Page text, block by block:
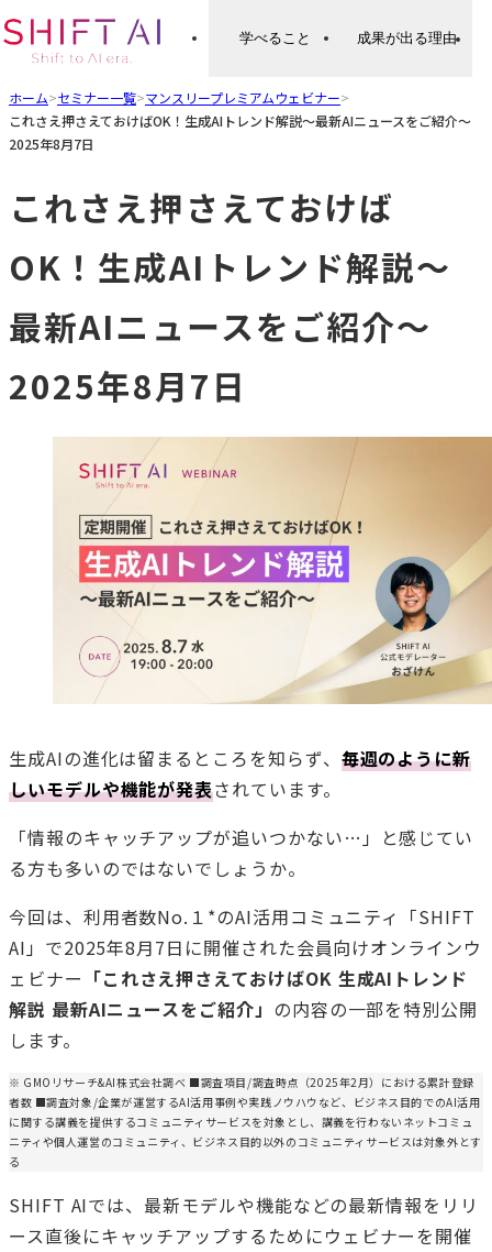
学べること 成果が出る理由
ホーム>セミナー一覧>マンスリープレミアムウェビナー>
これさえ押さえておけばOK！生成AIトレンド解説〜最新AIニュースをご紹介〜
2025年8月7日
これさえ押さえておけば
OK！生成AIトレンド解説〜
最新AIニュースをご紹介〜
2025年8月7日
生成AIの進化は留まるところを知らず、 毎週のように新
しいモデルや機能が発表されています。
「情報のキャッチアップが追いつかない…」と感じてい
る方も多いのではないでしょうか。
今回は、利用者数No.１*のAI活用コミュニティ「SHIFT
AI」で2025年8月7日に開催された会員向けオンラインウ
ェビナー 「これさえ押さえておけばOK 生成AIトレンド
解説 最新AIニュースをご紹介」 の内容の一部を特別公開
します。
※ GMOリサーチ&AI株式会社調べ ■調査項目/調査時点（2025年2月）における累計登録
者数 ■調査対象/企業が運営するAI活用事例や実践ノウハウなど、ビジネス目的でのAI活用
に関する講義を提供するコミュニティサービスを対象とし、講義を行わないネットコミュ
ニティや個人運営のコミュニティ、ビジネス目的以外のコミュニティサービスは対象外とす
る
SHIFT AIでは、最新モデルや機能などの最新情報をリリ
ース直後にキャッチアップするためにウェビナーを開催